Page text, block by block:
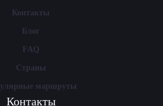
Контакты
Блог
FAQ
Страны
маршруты
Контакты